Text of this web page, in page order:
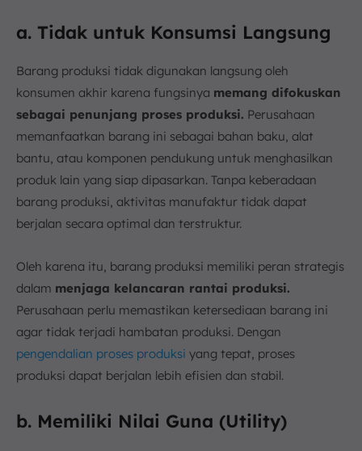
a. Tidak untuk Konsumsi Langsung
Barang produksi tidak digunakan langsung oleh
konsumen akhir karena fungsinya memang difokuskan
sebagai penunjang proses produksi. Perusahaan
memanfaatkan barang ini sebagai bahan baku, alat
bantu, atau komponen pendukung untuk menghasilkan
produk lain yang siap dipasarkan. Tanpa keberadaan
barang produksi, aktivitas manufaktur tidak dapat
berjalan secara optimal dan terstruktur.
Oleh karena itu, barang produksi memiliki peran strategis
dalam menjaga kelancaran rantai produksi.
Perusahaan perlu memastikan ketersediaan barang ini
agar tidak terjadi hambatan produksi. Dengan
pengendalian proses produksi yang tepat, proses
produksi dapat berjalan lebih efisien dan stabil.
b. Memiliki Nilai Guna (Utility)